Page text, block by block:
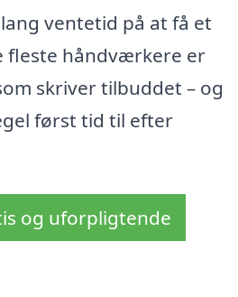
ventetid på at få et
fleste håndværkere er
skriver tilbuddet – og
først tid til efter
og uforpligtende